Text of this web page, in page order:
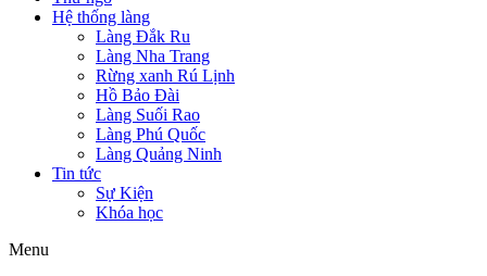
Hệ thống làng
Làng Đắk Ru
Làng Nha Trang
Rừng xanh Rú Lịnh
Hồ Bảo Đài
Làng Suối Rao
Làng Phú Quốc
Làng Quảng Ninh
Tin tức
Sự Kiện
Khóa học
Menu